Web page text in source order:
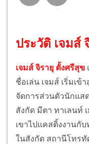
ประวัติ เจมส์
เจมส์ จิรายุ ตั้งศรีสุข
ชื่อเล่น เจมส์ เริ่มเข้
จัดการส่วนตัวนักแส
สังกัด มีตา ทาเลนท์
เขาไปแคสติ้งงานกั
ในสังกัด สถานีโทรทั